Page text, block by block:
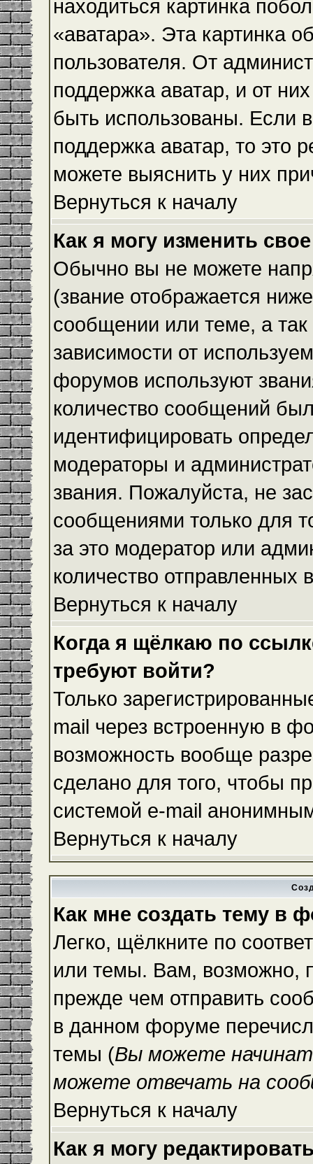
находиться картинка
«аватара». Эта картинка
пользователя. От
поддержка аватар, и от
быть использованы. Если
поддержка аватар, то это
можете выяснить у них
Вернуться к началу
Как я могу изменить
Обычно вы не можете
(звание отображается
сообщении или теме, а
зависимости от
форумов используют
количество сообщений
идентифицировать
модераторы и
звания. Пожалуйста, не
сообщениями только для
за это модератор или
количество
Вернуться к началу
Когда я щёлкаю по
требуют войти?
Только
mail через встроенную в
возможность вообще
сделано для того, чтобы
системой e-mail
Вернуться к началу
Как мне создать тему в
Легко, щёлкните по
или темы. Вам, возможно,
прежде чем отправить
в данном форуме
темы (Вы можете
можете отвечать на
Вернуться к началу
Как я могу